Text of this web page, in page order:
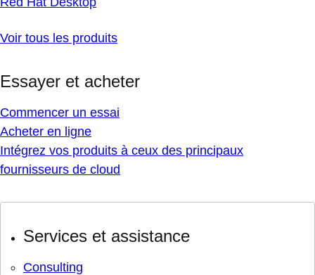
Voir tous les produits
Essayer et acheter
Commencer un essai
Acheter en ligne
Intégrez vos produits à ceux des principaux
fournisseurs de cloud
Services et assistance
Consulting